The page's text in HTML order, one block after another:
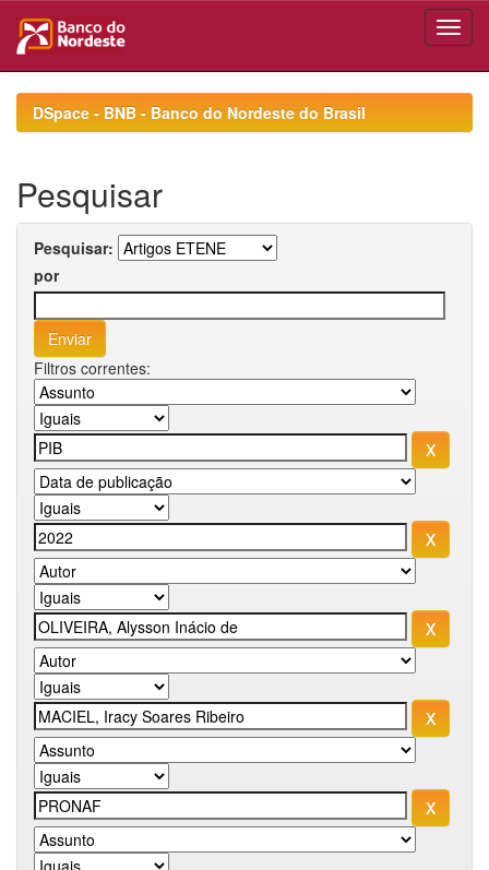
navigationDSpace - BNB - Banco do Nordeste do Brasil
Pesquisar
Pesquisar:
por
Filtros correntes: